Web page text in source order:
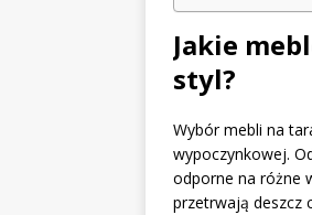
Jakie
styl?
Wybór mebli na
wypoczynkowej.
odporne na różne
przetrwają deszcz